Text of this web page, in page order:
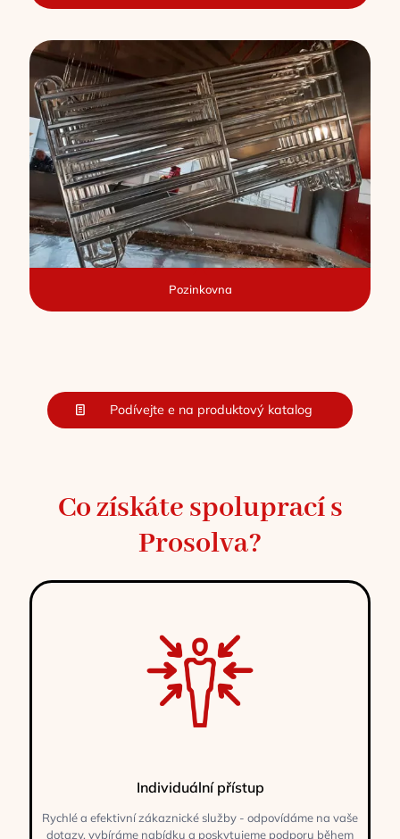
Pozinkovna
Podívejte e na produktový katalog
Co získáte spoluprací s
Prosolva?
Individuální přístup
Rychlé a efektivní zákaznické služby - odpovídáme na vaše
dotazy, vybíráme nabídku a poskytujeme podporu během